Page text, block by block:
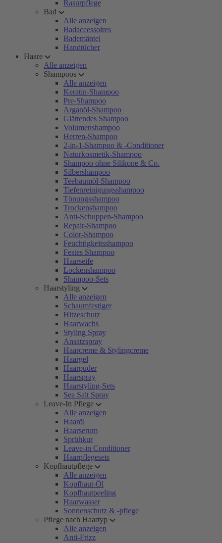
Rasurpflege
Bad
Alle anzeigen
Badaccessoires
Bademäntel
Handtücher
Haare
Alle anzeigen
Shampoos
Alle anzeigen
Keratin-Shampoo
Pre-Shampoo
Arganöl-Shampoo
Glättendes Shampoo
Volumenshampoo
Herren-Shampoo
2-in-1-Shampoo & -Conditioner
Naturkosmetik-Shampoo
Shampoo ohne Silikone & Co.
Silbershampoo
Teebaumöl-Shampoo
Tiefenreinigungsshampoo
Tönungsshampoo
Trockenshampoo
Anti-Schuppen-Shampoo
Repair-Shampoo
Color-Shampoo
Feuchtigkeitsshampoo
Festes Shampoo
Haarseife
Lockenshampoo
Shampoo-Sets
Haarstyling
Alle anzeigen
Schaumfestiger
Hitzeschutz
Haarwachs
Styling Spray
Ansatzspray
Haarcreme & Stylingcreme
Haargel
Haarpuder
Haarspray
Haarstyling-Sets
Sea Salt Spray
Leave-In Pflege
Alle anzeigen
Haaröl
Haarserum
Sprühkur
Leave-in Conditioner
Haarpflegesets
Kopfhautpflege
Alle anzeigen
Kopfhaut-Öl
Kopfhautpeeling
Haarwasser
Sonnenschutz & -pflege
Pflege nach Haartyp
Alle anzeigen
Anti-Frizz